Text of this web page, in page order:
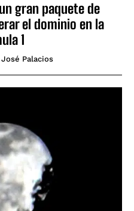
gran paquete de
el dominio en la
1
Palacios